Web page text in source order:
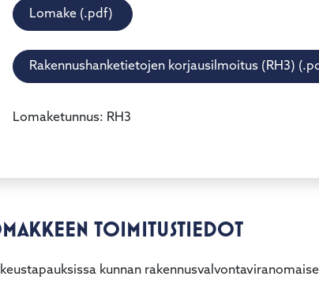
Lomake (.pdf)
Rakennushanketietojen korjausilmoitus (RH3)
Lomaketunnus: RH3
TOIMITUSTIEDOT
kunnan